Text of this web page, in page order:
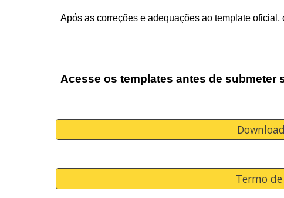
Após as correções e adequações ao template
Acesse os templates antes de submeter
Termo